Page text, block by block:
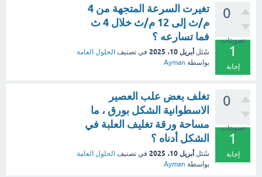
0
تصويتات
1
إجابة
تغيرت السرعة المتجهة من 4
م/ث إلى 12 م/ث خلال 4 ث
فما تسارعه ؟
سُئل أبريل 10، 2025 في تصنيف الحلول العامة
بواسطة Ayman
0
تصويتات
1
إجابة
تغلف بعض علب العصير
الاسطوانية الشكل بورق ، ما
مساحة ورقة تغليف العلبة في
الشكل أدناه ؟
سُئل أبريل 10، 2025 في تصنيف الحلول العامة
بواسطة Ayman